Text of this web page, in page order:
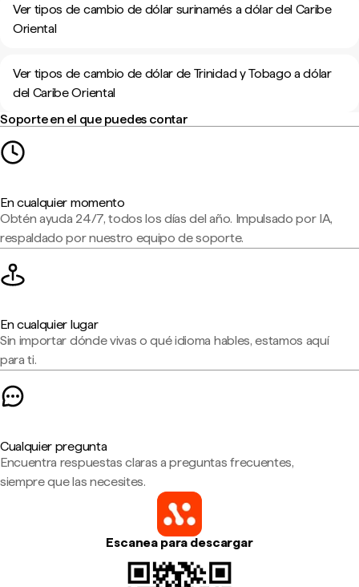
Ver tipos de cambio de dólar surinamés a dólar del Caribe
Oriental
Ver tipos de cambio de dólar de Trinidad y Tobago a dólar
del Caribe Oriental
Soporte en el que puedes contar
En cualquier momento
Obtén ayuda 24/7, todos los días del año. Impulsado por IA,
respaldado por nuestro equipo de soporte.
En cualquier lugar
Sin importar dónde vivas o qué idioma hables, estamos aquí
para ti.
Cualquier pregunta
Encuentra respuestas claras a preguntas frecuentes,
siempre que las necesites.
Escanea para descargar